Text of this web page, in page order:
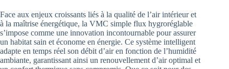
Face aux enjeux croissants liés à la qualité de l’air intérieur et
à la maîtrise énergétique, la VMC simple flux hygroréglable
s’impose comme une innovation incontournable pour assurer
un habitat sain et économe en énergie. Ce système intelligent
adapte en temps réel son débit d’air en fonction de l’humidité
ambiante, garantissant ainsi un renouvellement d’air optimal et